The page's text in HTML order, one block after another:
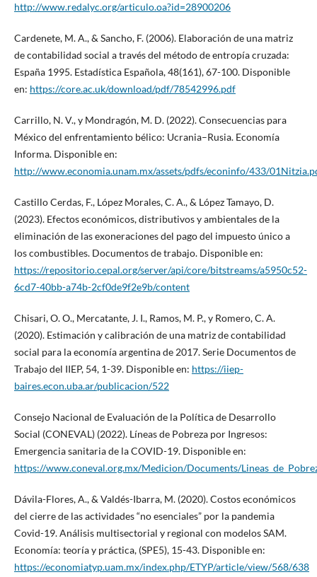
http://www.redalyc.org/articulo.oa?id=28900206
Cardenete, M. A., & Sancho, F. (2006). Elaboración de una matriz
de contabilidad social a través del método de entropía cruzada:
España 1995. Estadística Española, 48(161), 67-100. Disponible
en: https://core.ac.uk/download/pdf/78542996.pdf
Carrillo, N. V., y Mondragón, M. D. (2022). Consecuencias para
México del enfrentamiento bélico: Ucrania–Rusia. Economía
Informa. Disponible en:
http://www.economia.unam.mx/assets/pdfs/econinfo/433/
Castillo Cerdas, F., López Morales, C. A., & López Tamayo, D.
(2023). Efectos económicos, distributivos y ambientales de la
eliminación de las exoneraciones del pago del impuesto único a
los combustibles. Documentos de trabajo. Disponible en:
https://repositorio.cepal.org/server/api/core/bitstreams/a5950c52-
6cd7-40bb-a74b-2cf0de9f2e9b/content
Chisari, O. O., Mercatante, J. I., Ramos, M. P., y Romero, C. A.
(2020). Estimación y calibración de una matriz de contabilidad
social para la economía argentina de 2017. Serie Documentos de
Trabajo del IIEP, 54, 1-39. Disponible en: https://iiep-
baires.econ.uba.ar/publicacion/522
Consejo Nacional de Evaluación de la Política de Desarrollo
Social (CONEVAL) (2022). Líneas de Pobreza por Ingresos:
Emergencia sanitaria de la COVID-19. Disponible en:
https://www.coneval.org.mx/Medicion/Documents/
Dávila-Flores, A., & Valdés-Ibarra, M. (2020). Costos económicos
del cierre de las actividades “no esenciales” por la pandemia
Covid-19. Análisis multisectorial y regional con modelos SAM.
Economía: teoría y práctica, (SPE5), 15-43. Disponible en:
https://economiatyp.uam.mx/index.php/ETYP/article/view/568/638